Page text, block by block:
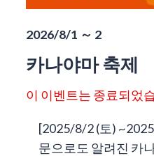
2026/8/1 ～ 2
카나야마 축제
이 이벤트는 종료되었
[2025/8/2 (토)
문으로도 알려진 카